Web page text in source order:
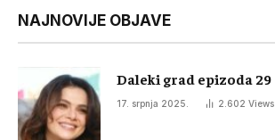
NAJNOVIJE OBJAVE
Daleki grad epizoda 29
17. srpnja 2025. 2.602 Views